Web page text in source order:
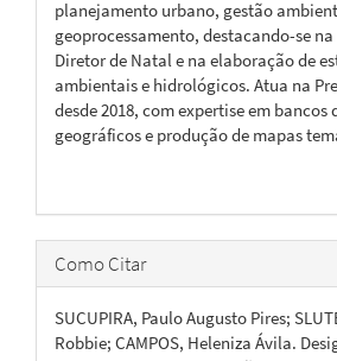
planejamento urbano, gestão
geoprocessamento, destacando-se
Diretor de Natal e na elaboração de
ambientais e hidrológicos. Atua na
desde 2018, com expertise em bancos
geográficos e produção de mapas
Como Citar
SUCUPIRA, Paulo Augusto Pires;
Robbie; CAMPOS, Heleniza Ávila.